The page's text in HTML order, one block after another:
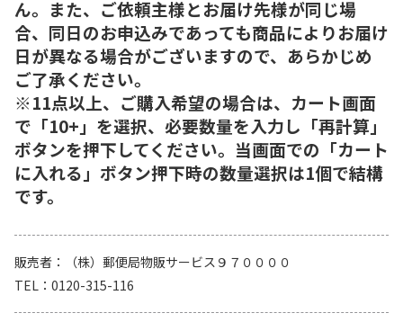
ん。また、ご依頼主様とお届け先様が同じ場
合、同日のお申込みであっても商品によりお届け
日が異なる場合がございますので、あらかじめ
ご了承ください。
※11点以上、ご購入希望の場合は、カート画面
で「10+」を選択、必要数量を入力し「再計算」
ボタンを押下してください。当画面での「カート
に入れる」ボタン押下時の数量選択は1個で結構
です。
販売者
（株）郵便局物販サービス９７００００
TEL
0120-315-116